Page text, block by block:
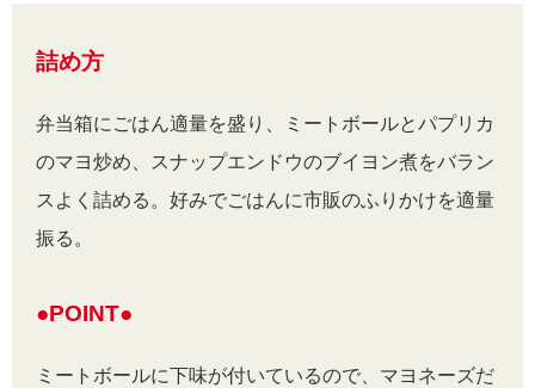
詰め方
弁当箱にごはん適量を盛り、ミートボールとパプリカ
のマヨ炒め、スナップエンドウのブイヨン煮をバラン
スよく詰める。好みでごはんに市販のふりかけを適量
振る。
●POINT●
ミートボールに下味が付いているので、マヨネーズだ